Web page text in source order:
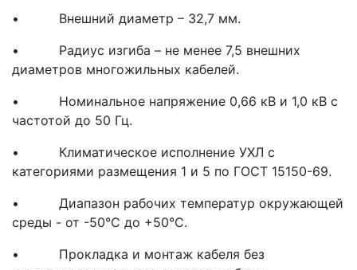
• Внешний диаметр – 32,7 мм.
• Радиус изгиба – не менее 7,5 внешних
диаметров многожильных кабелей.
• Номинальное напряжение 0,66 кВ и 1,0 кВ с
частотой до 50 Гц.
• Климатическое исполнение УХЛ с
категориями размещения 1 и 5 по ГОСТ 15150-69.
• Диапазон рабочих температур окружающей
среды - от -50°С до +50°С.
• Прокладка и монтаж кабеля без